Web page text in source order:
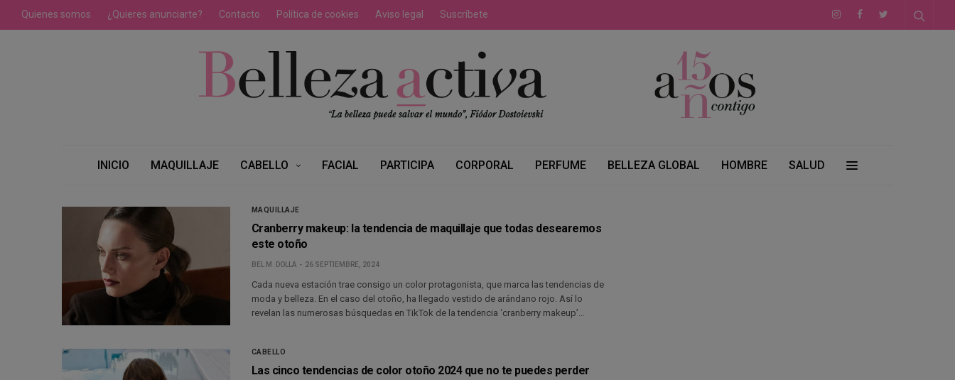
Quienes somos ¿Quieres anunciarte? Contacto Política de cookies Aviso legal Suscríbete
INICIO MAQUILLAJE CABELLO FACIAL PARTICIPA CORPORAL PERFUME BELLEZA GLOBAL HOMBRE SALUD
MAQUILLAJE
Cranberry makeup: la tendencia de maquillaje que todas desearemos
este otoño
BEL M. DOLLA 26 SEPTIEMBRE, 2024
Cada nueva estación trae consigo un color protagonista, que marca las tendencias de
moda y belleza. En el caso del otoño, ha llegado vestido de arándano rojo. Así lo
revelan las numerosas búsquedas en TikTok de la tendencia ‘cranberry makeup’…
CABELLO
Las cinco tendencias de color otoño 2024 que no te puedes perder